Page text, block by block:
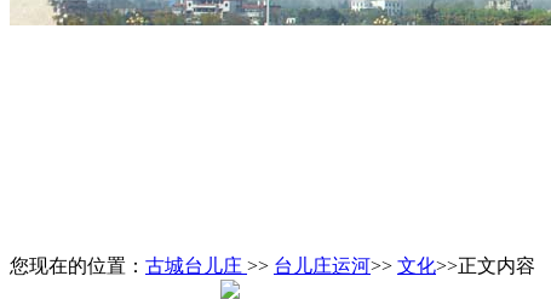
您现在的位置： 古城台儿庄 >> 台儿庄运河>> 文化>>正文内容